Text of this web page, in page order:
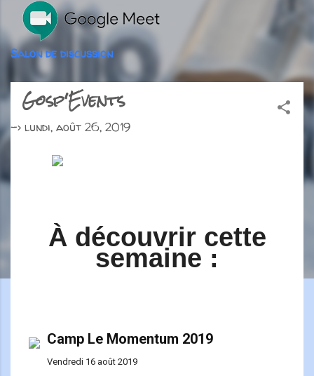
Salon de discussion
Gosp'Events
-> lundi, août 26, 2019
À découvrir cette
semaine :
Camp Le Momentum 2019
Vendredi 16 août 2019